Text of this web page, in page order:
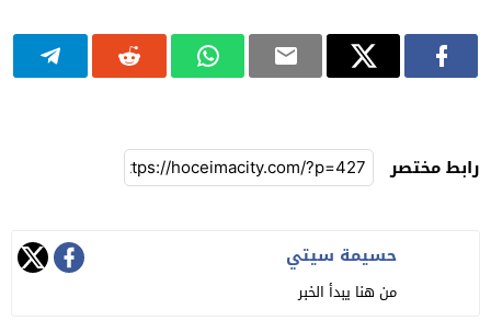
رابط مختصر
حسيمة سيتي
من هنا يبدأ الخبر